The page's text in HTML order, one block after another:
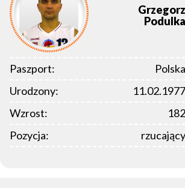
Grzegorz
Podulka
Paszport:
Polska
Urodzony:
11.02.1977
Wzrost:
182
Pozycja:
rzucający